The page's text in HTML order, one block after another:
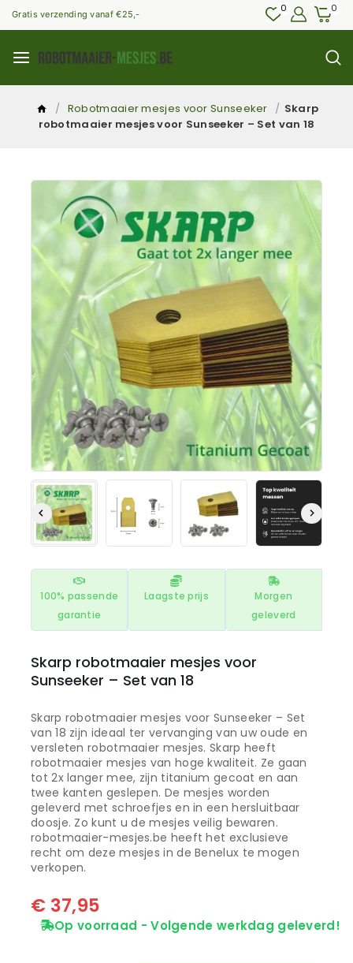
Gratis verzending vanaf €25,- 0 0
/ Robotmaaier mesjes voor Sunseeker / Skarp
robotmaaier mesjes voor Sunseeker – Set van 18
100% passende
garantie
Laagste prijs
Morgen
geleverd
Skarp robotmaaier mesjes voor
Sunseeker – Set van 18
Skarp robotmaaier mesjes voor Sunseeker – Set
van 18 zijn ideaal ter vervanging van uw oude en
versleten robotmaaier mesjes. Skarp heeft
robotmaaier mesjes van hoge kwaliteit. Ze gaan
tot 2x langer mee, zijn titanium gecoat en aan
twee kanten geslepen. De mesjes worden
geleverd met schroefjes en in een hersluitbaar
doosje. Zo kunt u de mesjes veilig bewaren.
robotmaaier-mesjes.be heeft het exclusieve
recht om deze mesjes in de Benelux te mogen
verkopen.
€ 37,95
Op voorraad - Volgende werkdag geleverd!